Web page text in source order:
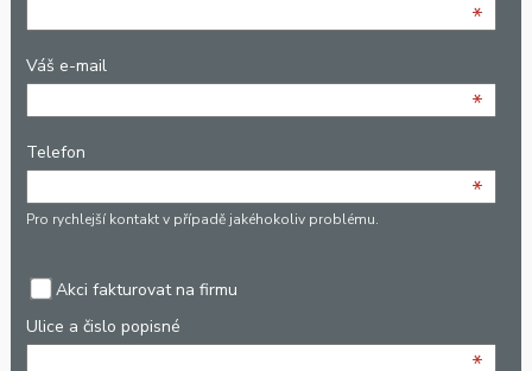
*
Váš e-mail
*
Telefon
*
Pro rychlejší kontakt v případě jakéhokoliv problému.
Akci fakturovat na firmu
Ulice a čislo popisné
*